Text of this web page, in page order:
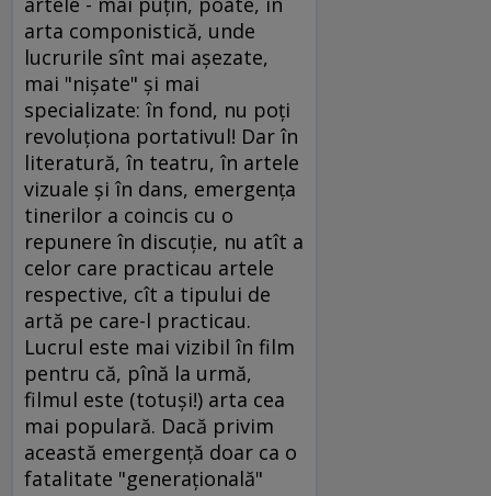
arta componistică, unde
lucrurile sînt mai aşezate,
mai "nişate" şi mai
specializate: în fond, nu poţi
revoluţiona portativul! Dar în
literatură, în teatru, în artele
vizuale şi în dans, emergenţa
tinerilor a coincis cu o
repunere în discuţie, nu atît a
celor care practicau artele
respective, cît a tipului de
artă pe care-l practicau.
Lucrul este mai vizibil în film
pentru că, pînă la urmă,
filmul este (totuşi!) arta cea
mai populară. Dacă privim
această emergenţă doar ca o
fatalitate "generaţională"